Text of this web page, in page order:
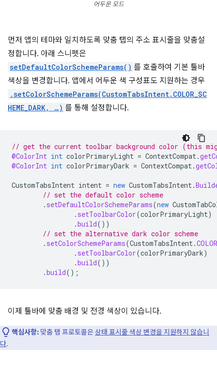
어두운 모드
먼저 앱의 테마와 일치하도록 맞춤 탭의 주소 표시줄을 맞춤설
정합니다. 아래 스니펫은
setDefaultColorSchemeParams() 를 호출하여 기본 툴바
색상을 변경합니다. 앱에서 어두운 색 구성표도 지원하는 경우
.setColorSchemeParams(CustomTabsIntent.COLOR_SC
HEME_DARK, …) 를 통해 설정합니다.
// get the current toolbar background color (this
@ColorInt int colorPrimaryLight = ContextCompat.
@ColorInt int colorPrimaryDark = ContextCompat.
CustomTabsIntent intent = new CustomTabsIntent.
// set the default color scheme
. setDefaultColorSchemeParams(new
. setToolbarColor(colorPrimaryLight)
.build())
// set the alternative dark color scheme
. setColorSchemeParams(CustomTabsIntent.
. setToolbarColor(colorPrimaryDark)
.build())
.build();
이제 툴바에 맞춤 배경 및 전경 색상이 있습니다.
핵심사항: 맞춤 탭 프로토콜은 상태 표시줄 색상 변경을 지원하지 않습니
다.